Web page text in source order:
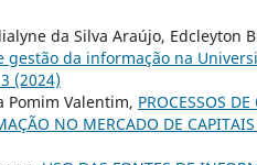
da Silva Araújo, Edcleyton
da informação na
(2024)
Pomim Valentim, PROCESSOS
NO MERCADO DE CAPITAIS